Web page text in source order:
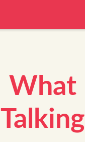
What
Talking